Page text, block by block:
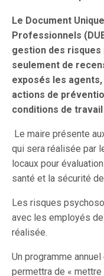
Le Document
Professionnels
gestion des
seulement de
exposés les
actions de
conditions de
Le maire présente
qui sera réalisée par
locaux pour
santé et la sécurité
Les risques
avec les employés
réalisée.
Un programme
permettra de «